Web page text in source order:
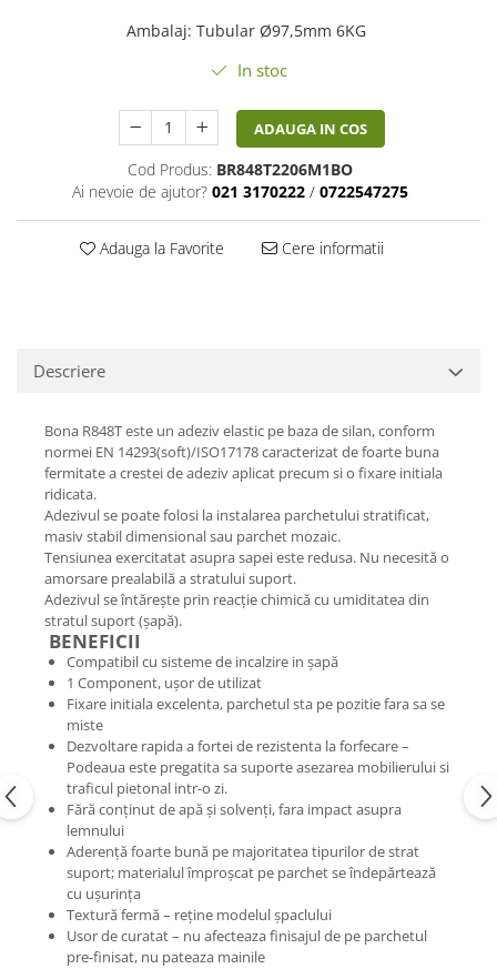
Ambalaj: Tubular Ø97,5mm 6KG
In stoc
ADAUGA IN COS
Cod Produs: BR848T2206M1BO
Ai nevoie de ajutor? 021 3170222 / 0722547275
Adauga la Favorite Cere informatii
Descriere
Bona R848T este un adeziv elastic pe baza de silan, conform
normei EN 14293(soft)/ISO17178 caracterizat de foarte buna
fermitate a crestei de adeziv aplicat precum si o fixare initiala
ridicata.
Adezivul se poate folosi la instalarea parchetului stratificat,
masiv stabil dimensional sau parchet mozaic.
Tensiunea exercitatat asupra sapei este redusa. Nu necesită o
amorsare prealabilă a stratului suport.
Adezivul se întăreşte prin reacţie chimică cu umiditatea din
stratul suport (şapă).
BENEFICII
Compatibil cu sisteme de incalzire in şapă
1 Component, uşor de utilizat
Fixare initiala excelenta, parchetul sta pe pozitie fara sa se
miste
Dezvoltare rapida a fortei de rezistenta la forfecare –
Podeaua este pregatita sa suporte asezarea mobilierului si
traficul pietonal intr-o zi.
Fără conţinut de apă şi solvenţi, fara impact asupra
lemnului
Aderenţă foarte bună pe majoritatea tipurilor de strat
suport; materialul împroşcat pe parchet se îndepărtează
cu uşurinţa
Textură fermă – reţine modelul şpaclului
Usor de curatat – nu afecteaza finisajul de pe parchetul
pre-finisat, nu pateaza mainile